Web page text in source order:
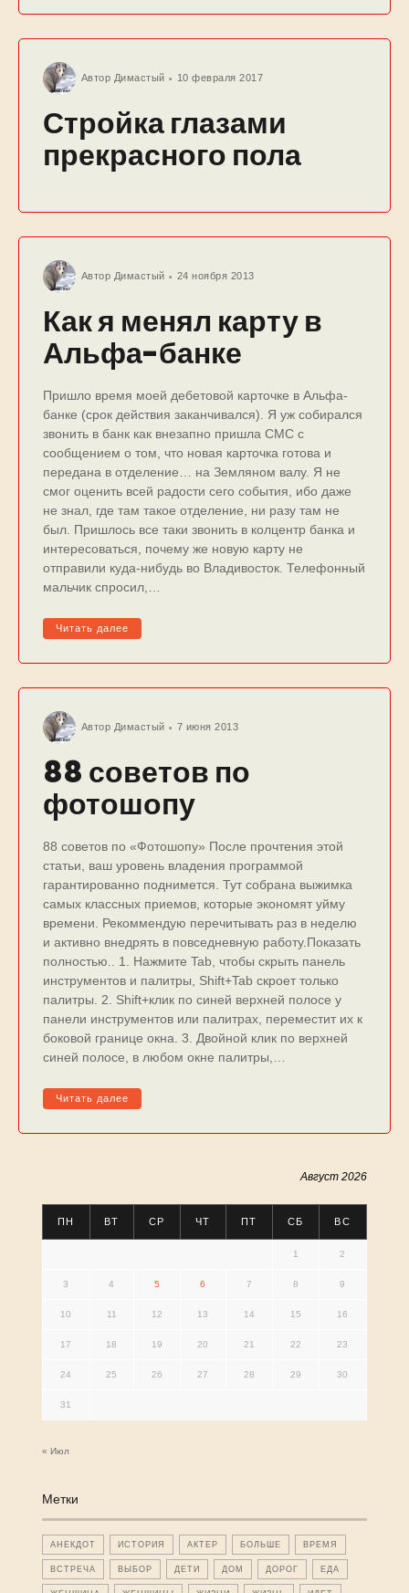
Автор Димастый 10 февраля 2017
Стройка глазами
прекрасного пола
Автор Димастый 24 ноября 2013
Как я менял карту в
Альфа-банке
Пришло время моей дебетовой карточке в Альфа-
банке (срок действия заканчивался). Я уж собирался
звонить в банк как внезапно пришла СМС с
сообщением о том, что новая карточка готова и
передана в отделение… на Земляном валу. Я не
смог оценить всей радости сего события, ибо даже
не знал, где там такое отделение, ни разу там не
был. Пришлось все таки звонить в колцентр банка и
интересоваться, почему же новую карту не
отправили куда-нибудь во Владивосток. Телефонный
мальчик спросил,…
Читать далее
Автор Димастый 7 июня 2013
88 советов по
фотошопу
88 советов по «Фотошопу» После прочтения этой
статьи, ваш уровень владения программой
гарантированно поднимется. Тут собрана выжимка
самых классных приемов, которые экономят уйму
времени. Рекоммендую перечитывать раз в неделю
и активно внедрять в повседневную работу.Показать
полностью.. 1. Нажмите Tab, чтобы скрыть панель
инструментов и палитры, Shift+Tab скроет только
палитры. 2. Shift+клик по синей верхней полосе у
панели инструментов или палитрах, переместит их к
боковой границе окна. 3. Двойной клик по верхней
синей полосе, в любом окне палитры,…
Читать далее
Август 2026
ПН ВТ СР ЧТ ПТ СБ ВС
1 2
3 4 5 6 7 8 9
10 11 12 13 14 15 16
17 18 19 20 21 22 23
24 25 26 27 28 29 30
31
« Июл
Метки
АНЕКДОТ ИСТОРИЯ АКТЕР БОЛЬШЕ ВРЕМЯ
ВСТРЕЧА ВЫБОР ДЕТИ ДОМ ДОРОГ ЕДА